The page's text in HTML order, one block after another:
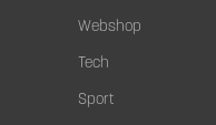
Webshop
Tech
Sport